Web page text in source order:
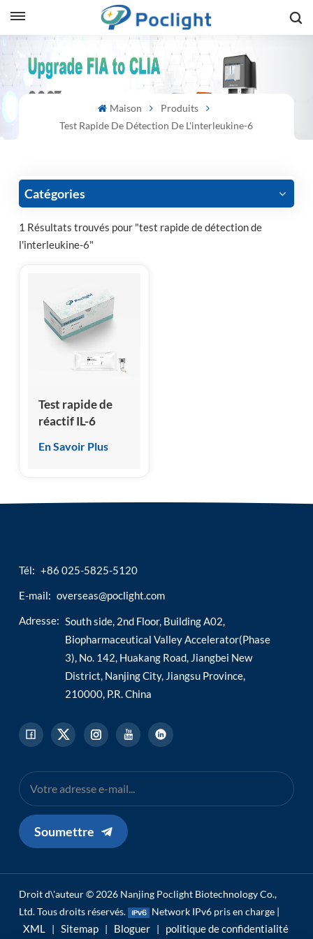
Maison
Produits
Test Rapide De Détection De L'interleukine-6
Catégories
1 Résultats trouvés pour "test rapide de détection de
l'interleukine-6"
Test rapide de
réactif IL-6
En Savoir Plus
Tél: +86 025-5825-5120
E-mail: overseas@poclight.com
Adresse: South side, 2nd Floor, Building A02,
Biopharmaceutical Valley Accelerator(Phase
3), No. 142, Huakang Road, Jiangbei New
District, Nanjing City, Jiangsu Province,
210000, P.R. China
Soumettre
Droit d\'auteur © 2026 Nanjing Poclight Biotechnology Co.,
Ltd. Tous droits réservés.
Network IPv6 pris en charge |
XML | Sitemap | Bloguer | politique de confidentialité